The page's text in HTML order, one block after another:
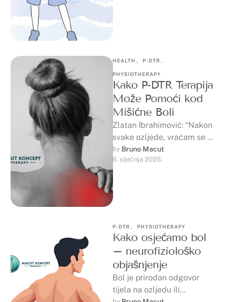
dobiju …
HEALTH , P-DTR ,
PHYSIOTHERAPY
Kako P-DTR Terapija
Može Pomoći kod
Mišićne Boli
Zlatan Ibrahimović: “Nakon
svake ozljede, vraćam se s
još većom željom za igrom.
To me čini jačim.”Svi se …
by Bruno Macut
6. siječnja 2025.
P-DTR , PHYSIOTHERAPY
Kako osjećamo bol
– neurofiziološko
objašnjenje
Bol je prirodan odgovor
tijela na ozljedu ili